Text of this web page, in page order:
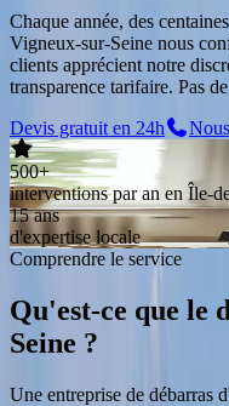
Chaque année, des
Vigneux-sur-Seine nous
clients apprécient notre
transparence tarifaire. Pas
Devis gratuit en 24h
500+
interventions par an en Île-
15 ans
d'expertise locale
Comprendre le service
Qu'est-ce que le
Seine ?
Une entreprise de débarras